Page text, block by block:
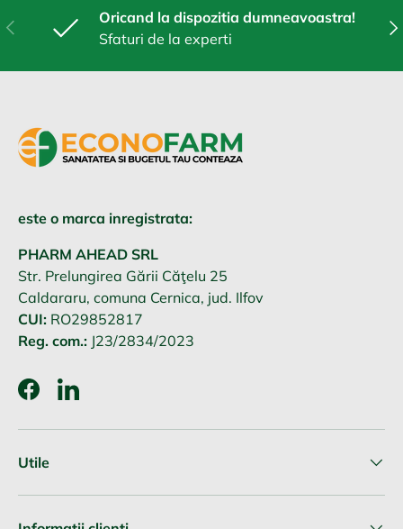
Anterior
Oricand la dispozitia dumneavoastra!
Sfaturi de la experti
este o marca inregistrata:
PHARM AHEAD SRL
Str. Prelungirea Gării Căţelu 25
Caldararu, comuna Cernica, jud. Ilfov
CUI: RO29852817
Reg. com.: J23/2834/2023
FacebookLinkedIn
Utile